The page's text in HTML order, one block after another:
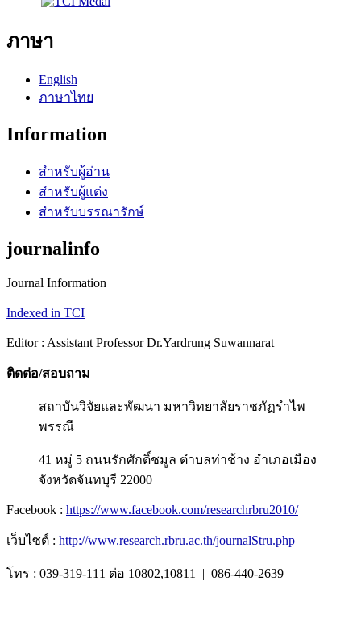
ภาษา
English
ภาษาไทย
Information
สำหรับผู้อ่าน
สำหรับผู้แต่ง
สำหรับบรรณารักษ์
journalinfo
Journal Information
Indexed in TCI
Editor : Assistant Professor Dr.Yardrung Suwannarat
ติดต่อ/สอบถาม
สถาบันวิจัยและพัฒนา มหาวิทยาลัยราชภัฏรำไพ
พรรณี
41 หมู่ 5 ถนนรักศักดิ์ชมูล ตำบลท่าช้าง อำเภอเมือง
จังหวัดจันทบุรี 22000
Facebook : https://www.facebook.com/researchrbru2010/
เว็บไซต์ : http://www.research.rbru.ac.th/journalStru.php
โทร : 039-319-111 ต่อ 10802,10811 | 086-440-2639